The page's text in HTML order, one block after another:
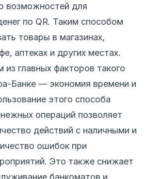
возможностей для
по QR. Таким способом
товары в магазинах,
аптеках и других местах.
из главных факторов такого
Банке — экономия времени и
этого способа
операций позволяет
действий с наличными и
ошибок при
Это также снижает
банкоматов и